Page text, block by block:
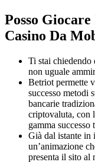
Posso
Casino Da
Ti stai chiedendo
non uguale
Betriot permette
successo metodi
bancarie
criptovaluta, con
gamma
Già dal istante in
un’animazione
presenta il sito al